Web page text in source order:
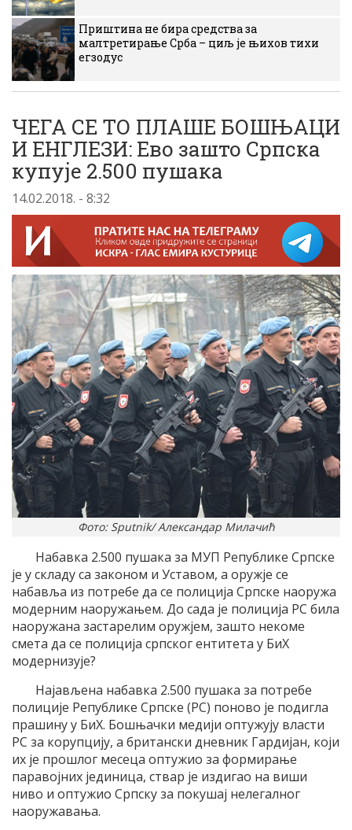
Приштина не бира средства за
малтретирање Срба – циљ је њихов тихи
егзодус
ЧЕГА СЕ ТО ПЛАШЕ БОШЊАЦИ
И ЕНГЛЕЗИ: Ево зашто Српска
купује 2.500 пушака
14.02.2018. - 8:32
Фото: Sputnik/ Александар Милачић
Набавка 2.500 пушака за МУП Републике Српске
је у складу са законом и Уставом, а оружје се
набавља из потребе да се полиција Српске наоружа
модерним наоружањем. До сада је полиција РС била
наоружана застарелим оружјем, зашто некоме
смета да се полиција српског ентитета у БиХ
модернизује?
Најављена набавка 2.500 пушака за потребе
полиције Републике Српске (РС) поново је подигла
прашину у БиХ. Бошњачки медији оптужују власти
РС за корупцију, а британски дневник Гардијан, који
их је прошлог месеца оптужио за формирање
паравојних јединица, ствар је издигао на виши
ниво и оптужио Српску за покушај нелегалног
наоружавања.